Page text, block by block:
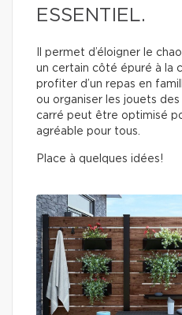
ESSENTIEL.
Il permet d’éloigner le
un certain côté épuré à la
profiter d’un repas en
ou organiser les jouets
carré peut être optimisé
agréable pour tous.
Place à quelques idées!